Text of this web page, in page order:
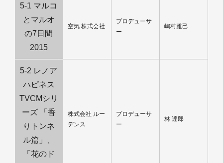
5-1 マルコ
とマルオ
の7日間
2015
空気 株式会社
プロデューサ
ー
嶋村雅己
5-2 レノア
ハピネス
TVCMシリ
ーズ 「香
りトンネ
ル篇」、
「花のド
株式会社 ルー
デンス
プロデューサ
ー
林 達郎